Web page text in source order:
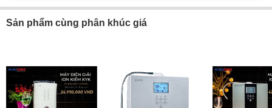
Sản phẩm cùng phân khúc giá